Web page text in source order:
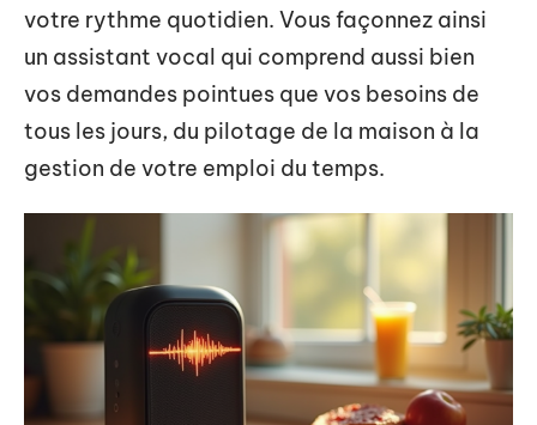
votre rythme quotidien. Vous façonnez ainsi
un assistant vocal qui comprend aussi bien
vos demandes pointues que vos besoins de
tous les jours, du pilotage de la maison à la
gestion de votre emploi du temps.